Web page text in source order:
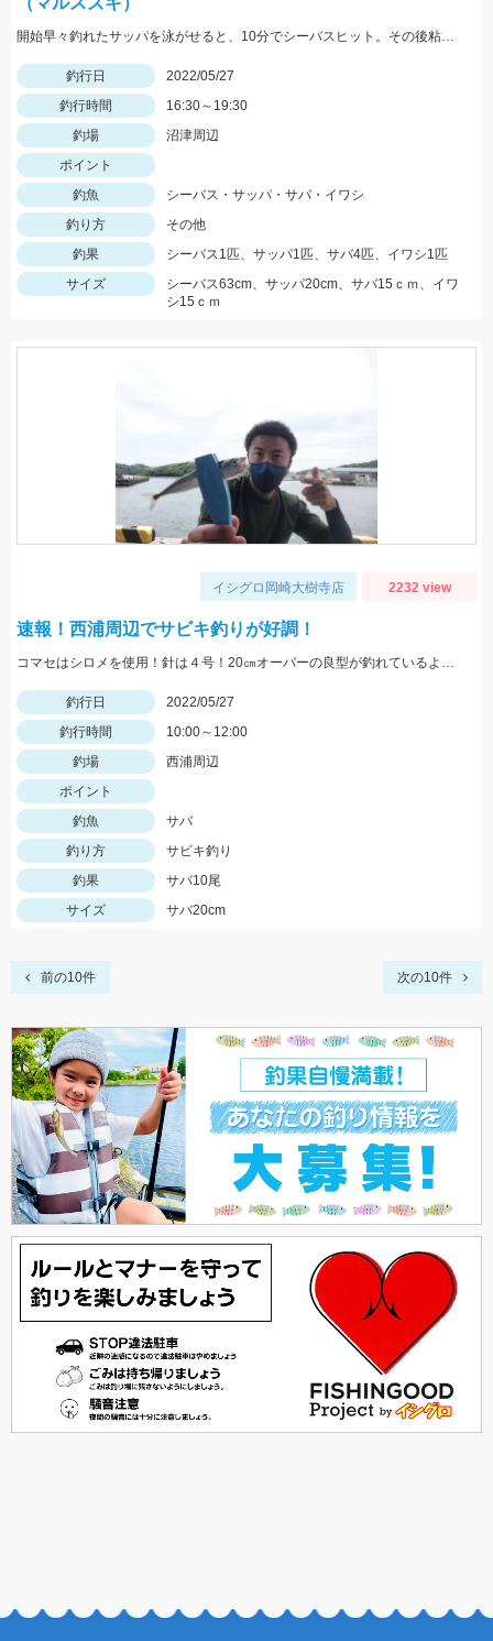
開始早々釣れたサッパを泳がせると、10分でシーバスヒット。その後粘るも肝心のアオリイカが釣れない。
釣行日
2022/05/27
釣行時間
16:30～19:30
釣場
沼津周辺
ポイント
釣魚
シーバス・サッパ・サバ・イワシ
釣り方
その他
釣果
シーバス1匹、サッパ1匹、サバ4匹、イワシ1匹
サイズ
シーバス63cm、サッパ20cm、サバ15ｃｍ、イワ
シ15ｃｍ
イシグロ岡崎大樹寺店 2232 view
速報！西浦周辺でサビキ釣りが好調！
コマセはシロメを使用！針は４号！20㎝オーバーの良型が釣れているようです！
釣行日
2022/05/27
釣行時間
10:00～12:00
釣場
西浦周辺
ポイント
釣魚
サバ
釣り方
サビキ釣り
釣果
サバ10尾
サイズ
サバ20cm
前の10件 次の10件